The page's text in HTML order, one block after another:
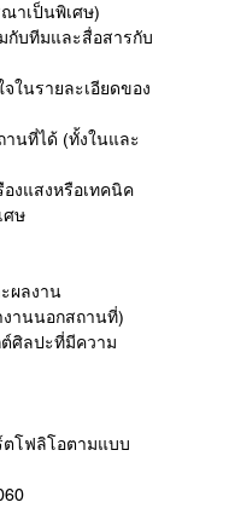
าเป็นพิเศษ)
กับทีมและสื่อสารกับ
ในรายละเอียดของ
านที่ได้ (ทั้งในและ
งแสงหรือเทคนิค
ศษ
ผลงาน
านนอกสถานที่)
ต์ศิลปะที่มีความ
โฟลิโอตามแบบ